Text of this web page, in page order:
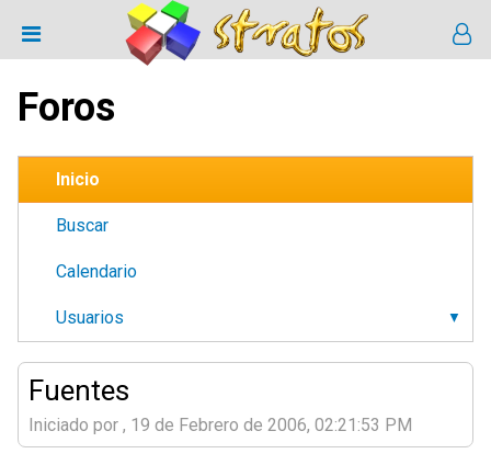
Foros
Inicio
Buscar
Calendario
Usuarios
Fuentes
Iniciado por , 19 de Febrero de 2006, 02:21:53 PM